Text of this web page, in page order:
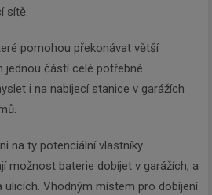
sítě.
pomohou překonávat větší
jednou částí celé potřebné
i na nabíjecí stanice v garážích
na ty potenciální vlastníky
možnost baterie dobíjet v garážích, a
ulicích. Vhodným místem pro dobíjení